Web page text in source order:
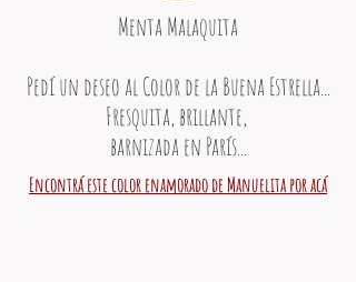
Menta Malaquita
Pedí un deseo al Color de la Buena Estrella...
Fresquita, brillante,
barnizada en París...
Encontrá este color enamorado de Manuelita por acá